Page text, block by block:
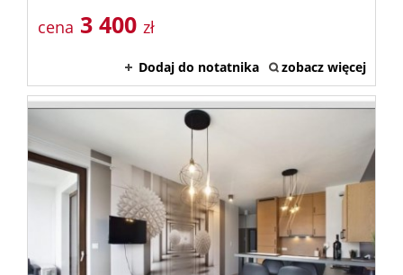
cena 3 400 zł
Dodaj do notatnika zobacz więcej